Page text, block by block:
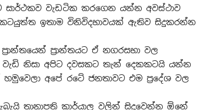
වැඩටික කරගෙන යන්න අවස්ථාව
ඉතාම විනිවිදභාවයක් ඇතිව සිදුකරන්න
ප්‍රාන්තයට ඒ නගරසභා වල
නිසා අපිට දවසකට තැන් දෙකකටයි යන්න
අපේ රටේ ජනතාවට එම ප්‍රදේශ වල
තානාපති කාර්යාල වලින් සිදුවෙන්න ඕනේ